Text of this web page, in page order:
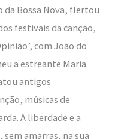
da Bossa Nova, flertou
festivais da canção,
com João do
a estreante Maria
antigos
músicas de
A liberdade e a
amarras, na sua